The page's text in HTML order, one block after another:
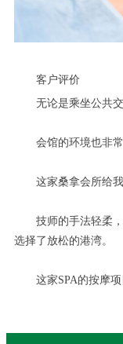
客户评价
无论是乘坐公共交
会馆的环境也非常
这家桑拿会所给我
技师的手法轻柔，
选择了放松的港湾。
这家SPA的按摩项